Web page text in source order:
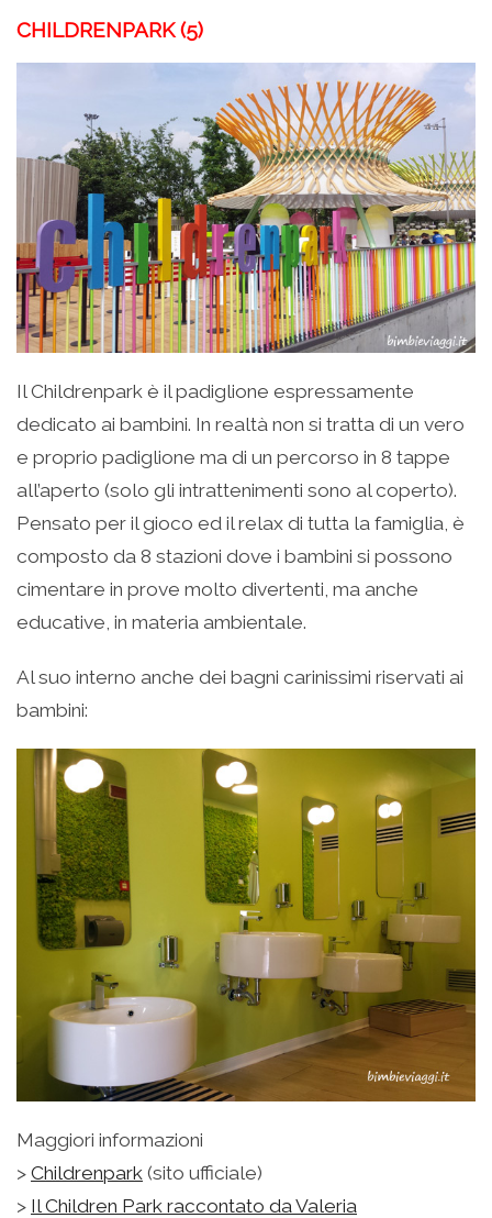
CHILDRENPARK (5)
Il Childrenpark è il padiglione espressamente
dedicato ai bambini. In realtà non si tratta di un vero
e proprio padiglione ma di un percorso in 8 tappe
all’aperto (solo gli intrattenimenti sono al coperto).
Pensato per il gioco ed il relax di tutta la famiglia, è
composto da 8 stazioni dove i bambini si possono
cimentare in prove molto divertenti, ma anche
educative, in materia ambientale.
Al suo interno anche dei bagni carinissimi riservati ai
bambini:
Maggiori informazioni
> Childrenpark (sito ufficiale)
> Il Children Park raccontato da Valeria